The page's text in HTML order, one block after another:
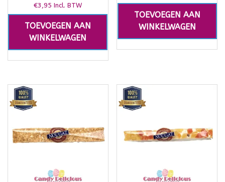
€3,95 Incl. BTW
TOEVOEGEN AAN
WINKELWAGEN
TOEVOEGEN AAN
WINKELWAGEN